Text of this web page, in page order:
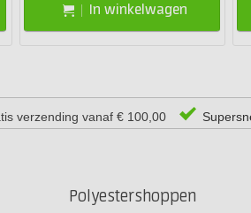
In winkelwagen
verzending vanaf € 100,00
Polyestershoppen